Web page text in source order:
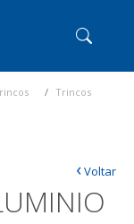
Trincos
‹Voltar